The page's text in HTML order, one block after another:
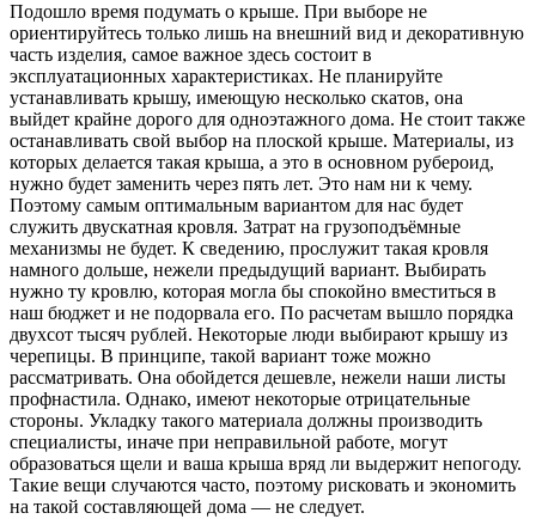
Подошло время подумать о крыше. При выборе не
ориентируйтесь только лишь на внешний вид и декоративную
часть изделия, самое важное здесь состоит в
эксплуатационных характеристиках. Не планируйте
устанавливать крышу, имеющую несколько скатов, она
выйдет крайне дорого для одноэтажного дома. Не стоит также
останавливать свой выбор на плоской крыше. Материалы, из
которых делается такая крыша, а это в основном рубероид,
нужно будет заменить через пять лет. Это нам ни к чему.
Поэтому самым оптимальным вариантом для нас будет
служить двускатная кровля. Затрат на грузоподъёмные
механизмы не будет. К сведению, прослужит такая кровля
намного дольше, нежели предыдущий вариант. Выбирать
нужно ту кровлю, которая могла бы спокойно вместиться в
наш бюджет и не подорвала его. По расчетам вышло порядка
двухсот тысяч рублей. Некоторые люди выбирают крышу из
черепицы. В принципе, такой вариант тоже можно
рассматривать. Она обойдется дешевле, нежели наши листы
профнастила. Однако, имеют некоторые отрицательные
стороны. Укладку такого материала должны производить
специалисты, иначе при неправильной работе, могут
образоваться щели и ваша крыша вряд ли выдержит непогоду.
Такие вещи случаются часто, поэтому рисковать и экономить
на такой составляющей дома — не следует.